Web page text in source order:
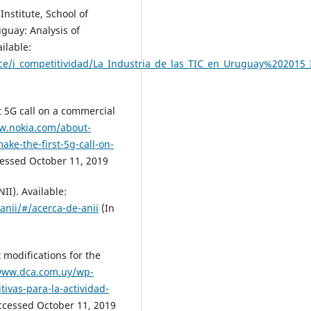
School of
Analysis of
call on a commercial
about-
the-first-5g-call-on-
October 11, 2019
Available:
#/acerca-de-anii (In
modifications for the
wp-
para-la-actividad-
October 11, 2019